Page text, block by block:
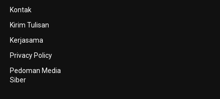
Kontak
Kirim Tulisan
Kerjasama
Privacy Policy
Pedoman Media
Siber